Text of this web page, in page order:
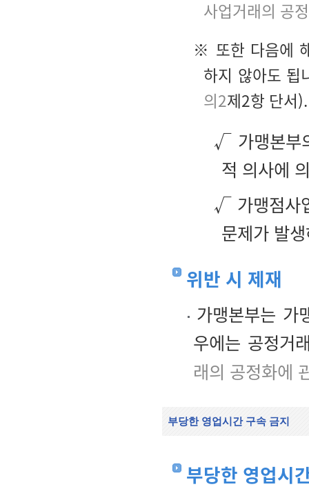
사업거래의 공
※ 또한 다음에
하지 않아도 됩
의2제2항 단서).
√ 가맹본부
적 의사에
√ 가맹점사
문제가 발
위반 시 제재
가맹본부는 가
우에는 공정거
래의 공정화에
부당한 영업시간 구속 금지
부당한 영업시